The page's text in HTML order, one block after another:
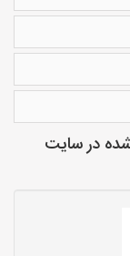
در سایت